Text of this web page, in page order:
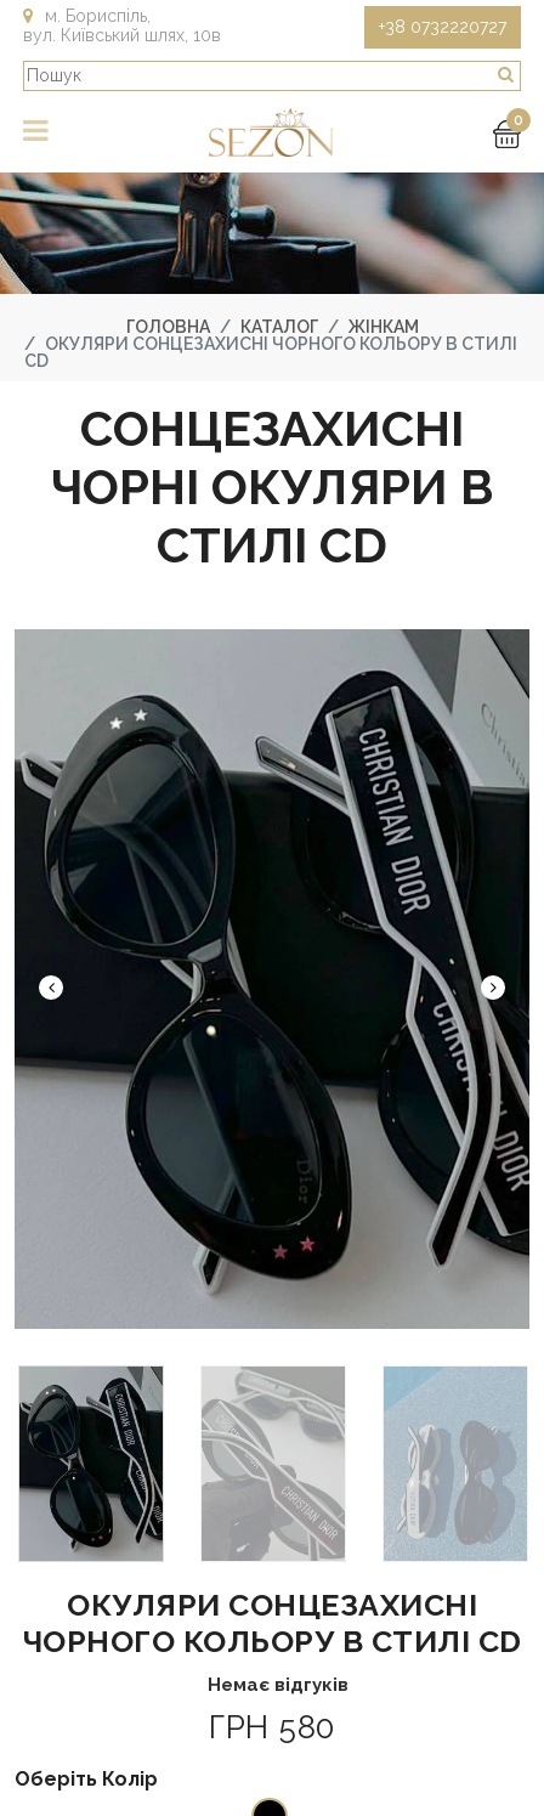
м. Бориспіль,
вул. Київський шлях, 10в
+38 0732220727
0
ГОЛОВНА КАТАЛОГ
ЖІНКАМ
ОКУЛЯРИ СОНЦЕЗАХИСНІ ЧОРНОГО КОЛЬОРУ В СТИЛІ
CD
СОНЦЕЗАХИСНІ
ЧОРНІ ОКУЛЯРИ В
СТИЛІ CD
ОКУЛЯРИ СОНЦЕЗАХИСНІ
ЧОРНОГО КОЛЬОРУ В СТИЛІ CD
Немає відгуків
ГРН 580
Оберіть Колір